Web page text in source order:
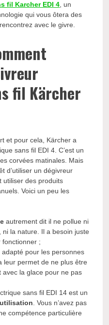
fil Karcher EDI 4 , un
qui vous ôtera des
avec le givre.
fil Kärcher
et pour cela, Kärcher a
sans fil EDI 4. C’est un
corvées matinales. Mais
d’utiliser un dégivreur
utiliser des produits
Voici un peu les
autrement dit il ne pollue ni
ni la nature. Il a besoin juste
fonctionner ;
pour les personnes
leur permet de ne plus être
avec la glace pour ne pas
sans fil EDI 14 est un
. Vous n’avez pas
compétence particulière